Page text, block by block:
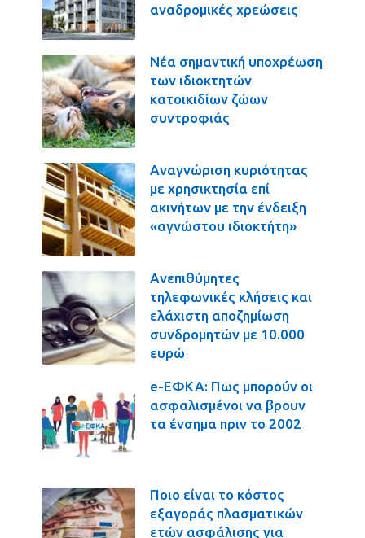
αναδρομικές χρεώσεις
Νέα σημαντική υποχρέωση
των ιδιοκτητών
κατοικιδίων ζώων
συντροφιάς
Αναγνώριση κυριότητας
με χρησικτησία επί
ακινήτων με την ένδειξη
«αγνώστου ιδιοκτήτη»
Ανεπιθύμητες
τηλεφωνικές κλήσεις και
ελάχιστη αποζημίωση
συνδρομητών με 10.000
ευρώ
e-ΕΦΚΑ: Πως μπορούν οι
ασφαλισμένοι να βρουν
τα ένσημα πριν το 2002
Ποιο είναι το κόστος
εξαγοράς πλασματικών
ετών ασφάλισης για